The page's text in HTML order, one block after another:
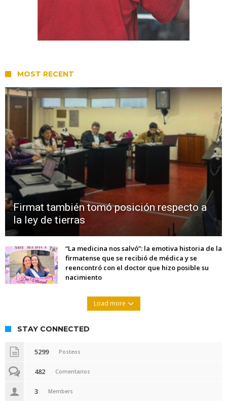
MOST RECENT
Firmat también tomó posición respecto a
la ley de tierras
“La medicina nos salvó”: la emotiva historia de la
firmatense que se recibió de médica y se
reencontró con el doctor que hizo posible su
nacimiento
Load more
STAY CONNECTED
5299 Posteos
482 Comentarios
3 Members